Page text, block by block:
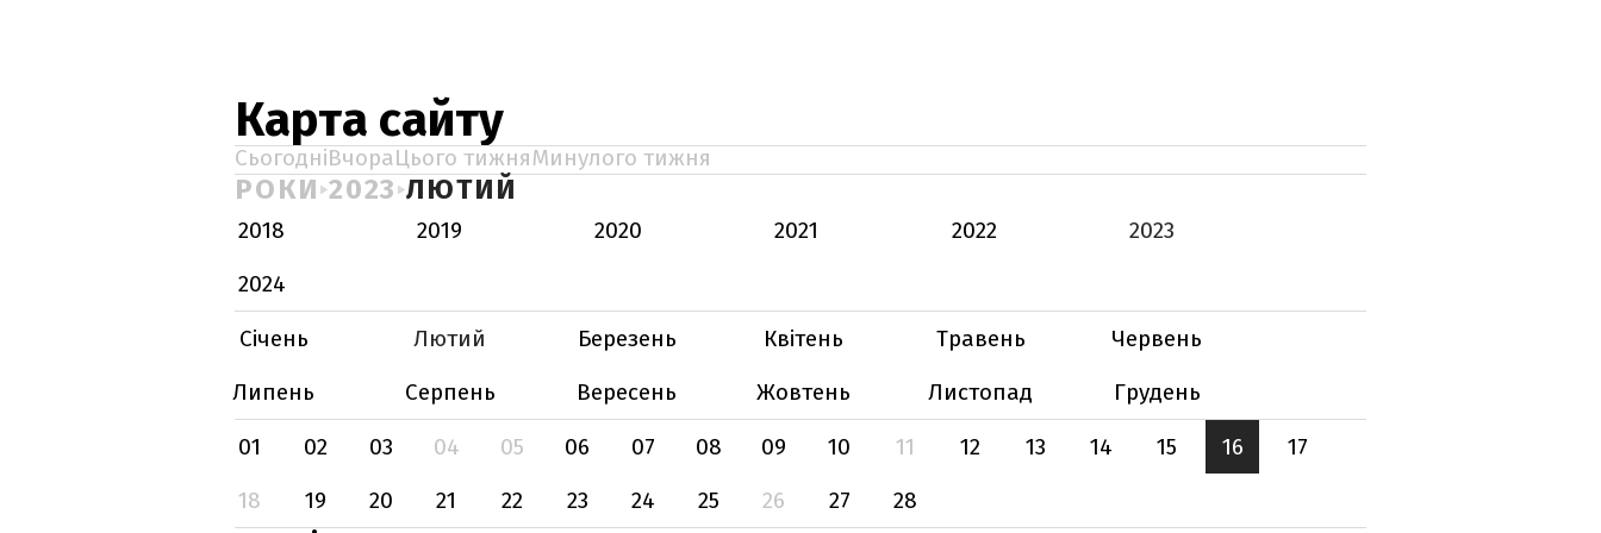
Карта сайту
СьогодніВчораЦього тижняМинулого тижня
РОКИ 2023 ЛЮТИЙ
2018 2019 2020 2021 2022
2023
2024
Січень
Лютий Березень Квітень Травень
Червень
Липень
Серпень Вересень Жовтень Листопад
Грудень
01
02 03 04 05 06 07 08 09 10 11 12 13 14 15 16
17
18
19 20 21 22 23 24 25 26 27 28